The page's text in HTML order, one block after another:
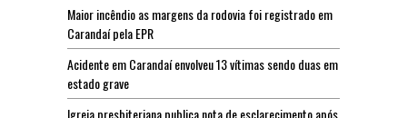
Maior incêndio as margens da rodovia foi registrado em
Carandaí pela EPR
Acidente em Carandaí envolveu 13 vítimas sendo duas em
estado grave
Igreja presbiteriana publica nota de esclarecimento após